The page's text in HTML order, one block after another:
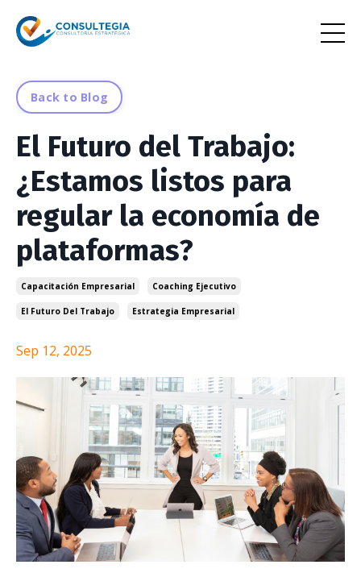
Back to Blog
El Futuro del Trabajo:
¿Estamos listos para
regular la economía de
plataformas?
Capacitación Empresarial Coaching Ejecutivo
El Futuro Del Trabajo Estrategia Empresarial
Sep 12, 2025